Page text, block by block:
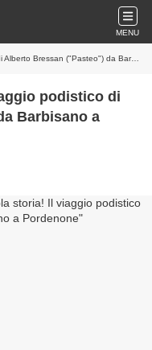
MENU
("Pasteo") da Barbisano a Pordenone
podistico di
Barbisano a